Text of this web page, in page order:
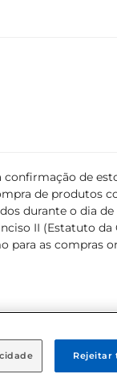
de
de produtos
durante o dia
II (Estatuto da
para as compras
Rejeitar